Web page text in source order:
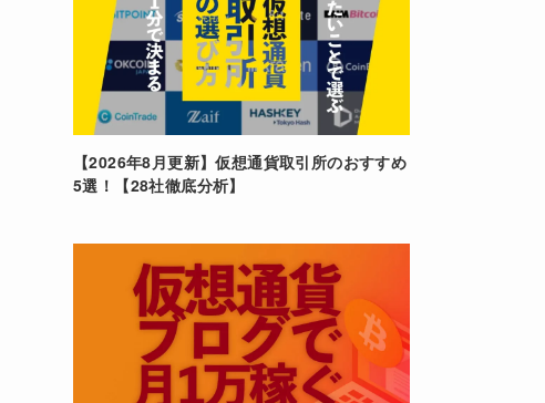
【2026年8月更新】仮想通貨取引所のおすすめ
5選！【28社徹底分析】